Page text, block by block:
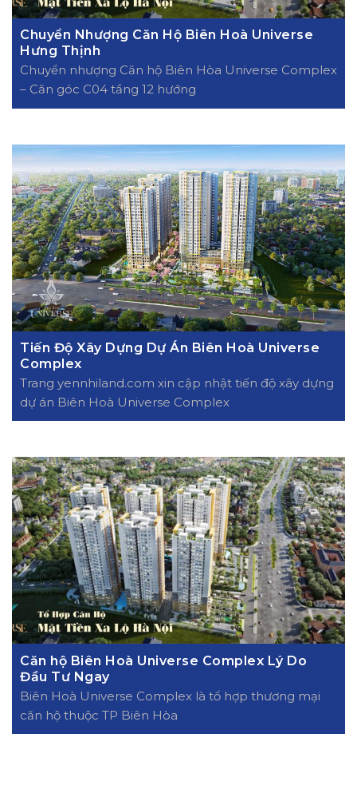
Chuyển Nhượng Căn Hộ Biên Hoà Universe
Hưng Thịnh
Chuyển nhượng Căn hộ Biên Hòa Universe Complex
– Căn góc C04 tầng 12 hướng
Tiến Độ Xây Dựng Dự Án Biên Hoà Universe
Complex
Trang yennhiland.com xin cập nhật tiến độ xây dựng
dự án Biên Hoà Universe Complex
Căn hộ Biên Hoà Universe Complex Lý Do
Đầu Tư Ngay
Biên Hoà Universe Complex là tổ hợp thương mại
căn hộ thuộc TP Biên Hòa